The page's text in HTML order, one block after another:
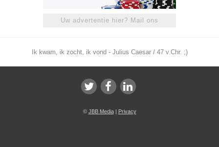
Uw advertentie hier? Mail ons
Ik kwam, ik zocht, ik vond - Julius Caesar / 47 v.Chr. ;)
© JBB Media| Privacy